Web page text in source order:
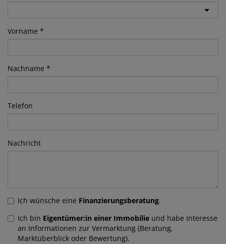
Vorname
Nachname
Telefon
Nachricht
Ich wünsche eine Finanzierungsberatung.
Ich bin Eigentümer:in einer Immobilie und habe Interesse
an Informationen zur Vermarktung (Beratung,
Marktüberblick oder Bewertung).